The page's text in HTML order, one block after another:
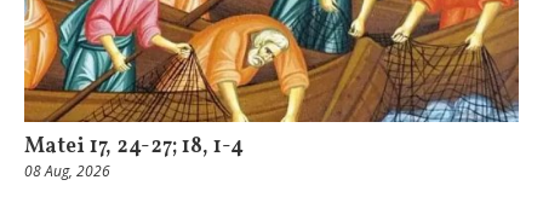
Matei 17, 24-27; 18, 1-4
08 Aug, 2026